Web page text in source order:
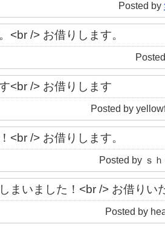
Posted by
<br /> お借りします。
<br /> お借りします
Posted by
<br /> お借りします。
Posted by ｓ
まいました！<br /> お借りい
Posted by